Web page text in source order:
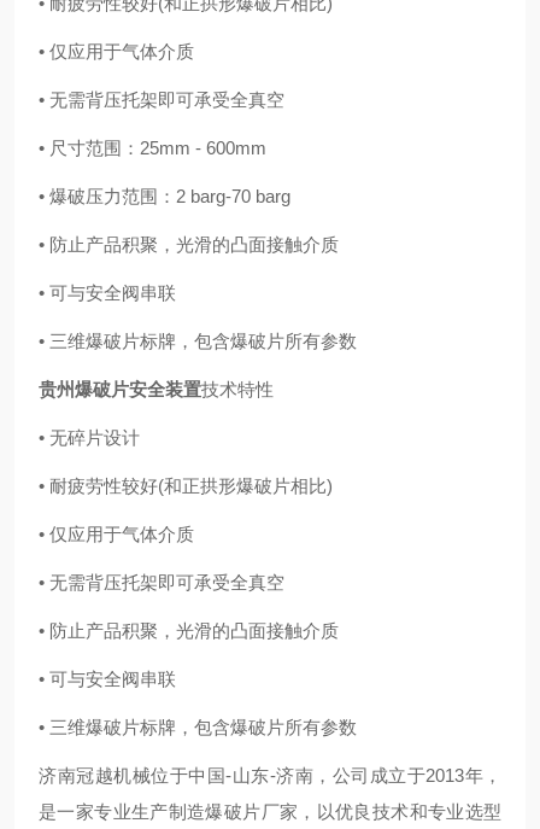
• 仅应用于气体介质
• 无需背压托架即可承受全真空
• 尺寸范围：25mm - 600mm
• 爆破压力范围：2 barg-70 barg
• 防止产品积聚，光滑的凸面接触介质
• 可与安全阀串联
• 三维爆破片标牌，包含爆破片所有参数
贵州爆破片安全装置技术特性
• 无碎片设计
• 耐疲劳性较好(和正拱形爆破片相比)
• 仅应用于气体介质
• 无需背压托架即可承受全真空
• 防止产品积聚，光滑的凸面接触介质
• 可与安全阀串联
• 三维爆破片标牌，包含爆破片所有参数
济南冠越机械位于中国-山东-济南，公司成立于2013年，
是一家专业生产制造爆破片厂家，以优良技术和专业选型